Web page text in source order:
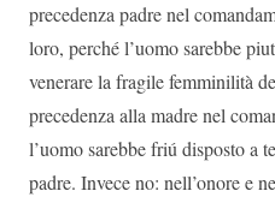
precedenza padre nel
loro, perché l’uomo sarebbe
venerare la fragile femminilità
precedenza alla madre nel
l’uomo sarebbe friú disposto a
padre. Invece no: nell’onore e